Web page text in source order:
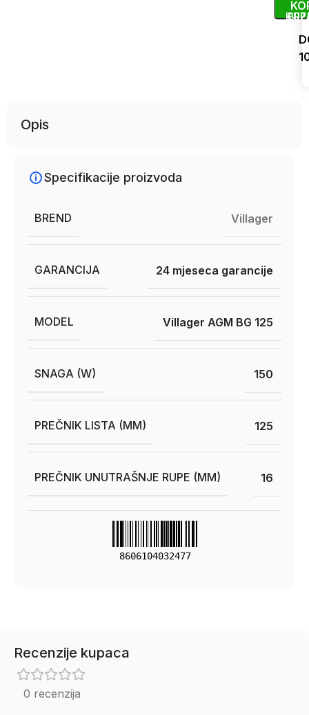
Opis
Specifikacije proizvoda
BREND Villager
GARANCIJA 24 mjeseca garancije
MODEL Villager AGM BG 125
SNAGA (W) 150
PREČNIK LISTA (MM) 125
PREČNIK UNUTRAŠNJE RUPE (MM) 16
8606104032477
Recenzije kupaca
0 recenzija